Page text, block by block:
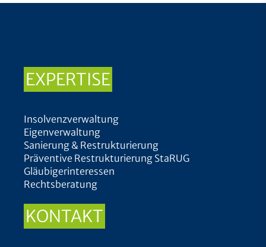
EXPERTISE
Insolvenzverwaltung
Eigenverwaltung
Sanierung & Restrukturierung
Präventive Restrukturierung StaRUG
Gläubigerinteressen
Rechtsberatung
KONTAKT